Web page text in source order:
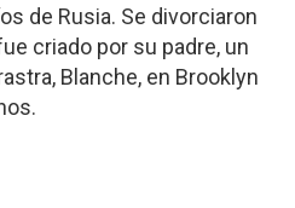
de Rusia. Se divorciaron
criado por su padre, un
Blanche, en Brooklyn